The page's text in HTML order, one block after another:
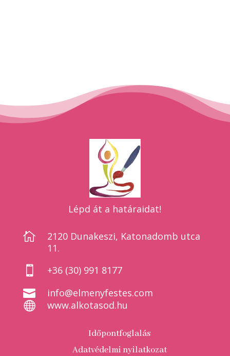
Lépd át a határaidat!

2120 Dunakeszi, Katonadomb utca
11.
 +36 (30) 991 8177
 info@elmenyfestes.com
 www.alkotasod.hu
Időpontfoglalás
Adatvédelmi nyilatkozat